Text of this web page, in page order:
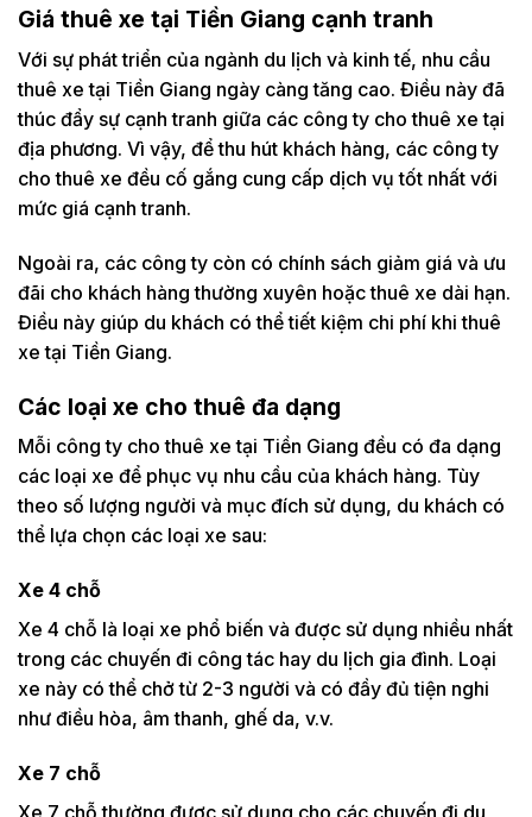
Giá thuê xe tại Tiền Giang cạnh tranh
Với sự phát triển của ngành du lịch và kinh tế, nhu cầu
thuê xe tại Tiền Giang ngày càng tăng cao. Điều này đã
thúc đẩy sự cạnh tranh giữa các công ty cho thuê xe tại
địa phương. Vì vậy, để thu hút khách hàng, các công ty
cho thuê xe đều cố gắng cung cấp dịch vụ tốt nhất với
mức giá cạnh tranh.
Ngoài ra, các công ty còn có chính sách giảm giá và ưu
đãi cho khách hàng thường xuyên hoặc thuê xe dài hạn.
Điều này giúp du khách có thể tiết kiệm chi phí khi thuê
xe tại Tiền Giang.
Các loại xe cho thuê đa dạng
Mỗi công ty cho thuê xe tại Tiền Giang đều có đa dạng
các loại xe để phục vụ nhu cầu của khách hàng. Tùy
theo số lượng người và mục đích sử dụng, du khách có
thể lựa chọn các loại xe sau:
Xe 4 chỗ
Xe 4 chỗ là loại xe phổ biến và được sử dụng nhiều nhất
trong các chuyến đi công tác hay du lịch gia đình. Loại
xe này có thể chở từ 2-3 người và có đầy đủ tiện nghi
như điều hòa, âm thanh, ghế da, v.v.
Xe 7 chỗ
Xe 7 chỗ thường được sử dụng cho các chuyến đi du